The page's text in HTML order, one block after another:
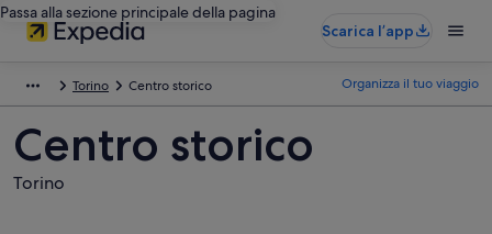
Passa alla sezione principale della pagina
Scarica l’app
Torino Centro storico Organizza il tuo viaggio
Centro storico
Torino